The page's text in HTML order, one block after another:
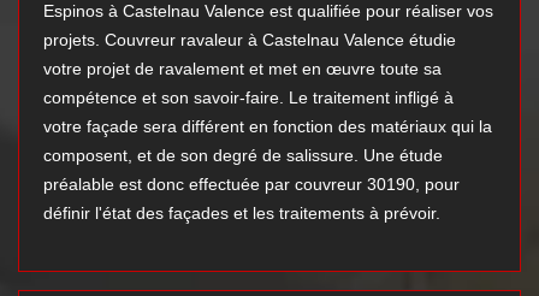
Espinos à Castelnau Valence est qualifiée pour réaliser vos
projets. Couvreur ravaleur à Castelnau Valence étudie
votre projet de ravalement et met en œuvre toute sa
compétence et son savoir-faire. Le traitement infligé à
votre façade sera différent en fonction des matériaux qui la
composent, et de son degré de salissure. Une étude
préalable est donc effectuée par couvreur 30190, pour
définir l'état des façades et les traitements à prévoir.